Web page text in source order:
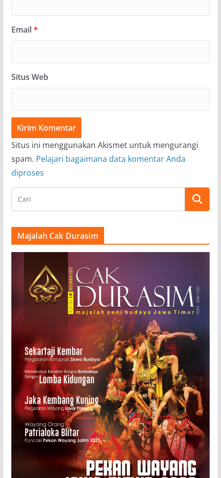
Email*
Situs Web
Situs ini menggunakan Akismet untuk mengurangi
spam. Pelajari bagaimana data komentar Anda
diproses
Majalah Cak Durasim